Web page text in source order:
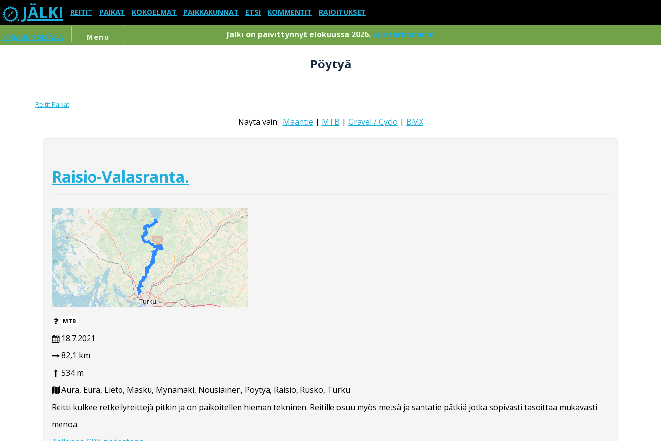
JÄLKI REITIT PAIKAT KOKOELMAT PAIKKAKUNNAT ETSI KOMMENTIT RAJOITUKSET
KIRJAUDU SISÄÄN Menu Jälki on päivittynnyt elokuussa 2026. Lue tarkemmin
Pöytyä
ReititPaikat
Näytä vain: Maantie | MTB | Gravel / Cyclo | BMX
Raisio-Valasranta.
MTB
18.7.2021
82,1 km
534 m
Aura, Eura, Lieto, Masku, Mynämäki, Nousiainen, Pöytyä, Raisio, Rusko, Turku
Reitti kulkee retkeilyreittejä pitkin ja on paikoitellen hieman tekninen. Reitille osuu myös metsä ja santatie pätkiä jotka sopivasti tasoittaa mukavasti
menoa.